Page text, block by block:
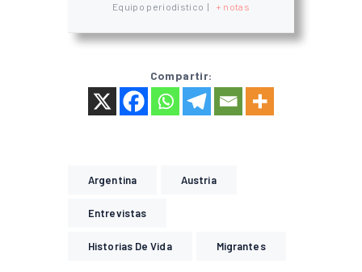
Equipo periodístico | + notas
Compartir:
Argentina Austria
Entrevistas
Historias De Vida Migrantes